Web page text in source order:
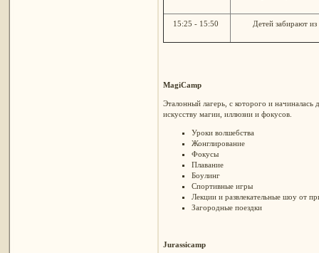
15:25 - 15:50 Детей забирают
MagiCamp
Эталонный лагерь, с которого и начиналась
искусству магии, иллюзии и фокусов.
Уроки волшебства
Жонглирование
Фокусы
Плавание
Боулинг
Спортивные игры
Лекции и развлекательные шоу от
Загородные поездки
Jurassicamp